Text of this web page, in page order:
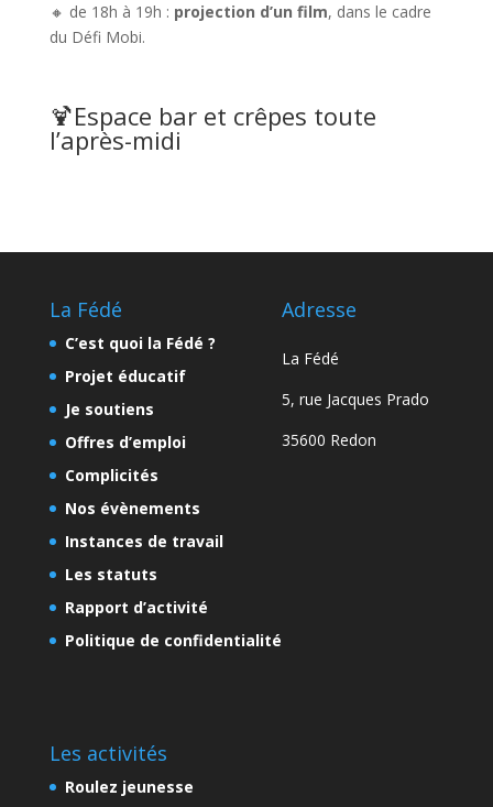
🔸 de 18h à 19h : projection d’un film, dans le cadre
du Défi Mobi.
🍹Espace bar et crêpes toute
l’après-midi
La Fédé
C’est quoi la Fédé ?
Projet éducatif
Je soutiens
Offres d’emploi
Complicités
Nos évènements
Instances de travail
Les statuts
Rapport d’activité
Politique de confidentialité
Adresse
La Fédé
5, rue Jacques Prado
35600 Redon
Les activités
Roulez jeunesse